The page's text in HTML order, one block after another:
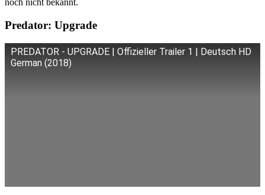
noch nicht bekannt.
Predator: Upgrade
PREDATOR - UPGRADE | Offizieller Trailer 1 | Deutsch HD
German (2018)